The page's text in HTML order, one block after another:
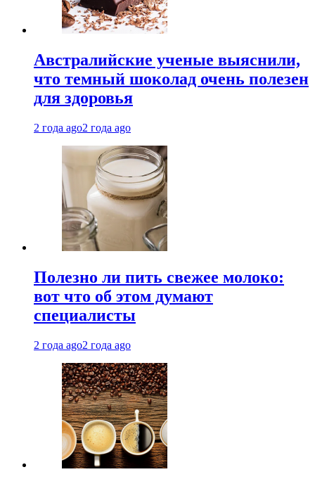
Австралийские ученые выяснили,
что темный шоколад очень полезен
для здоровья
2 года ago2 года ago
Полезно ли пить свежее молоко:
вот что об этом думают
специалисты
2 года ago2 года ago